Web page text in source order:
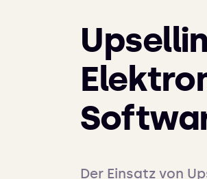
Der Einsatz von